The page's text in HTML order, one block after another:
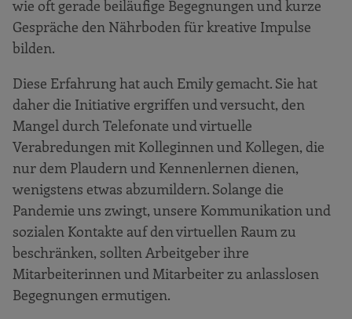
wie oft gerade beiläufige Begegnungen und kurze
Gespräche den Nährboden für kreative Impulse
bilden.
Diese Erfahrung hat auch Emily gemacht. Sie hat
daher die Initiative ergriffen und versucht, den
Mangel durch Telefonate und virtuelle
Verabredungen mit Kolleginnen und Kollegen, die
nur dem Plaudern und Kennenlernen dienen,
wenigstens etwas abzumildern. Solange die
Pandemie uns zwingt, unsere Kommunikation und
sozialen Kontakte auf den virtuellen Raum zu
beschränken, sollten Arbeitgeber ihre
Mitarbeiterinnen und Mitarbeiter zu anlasslosen
Begegnungen ermutigen.